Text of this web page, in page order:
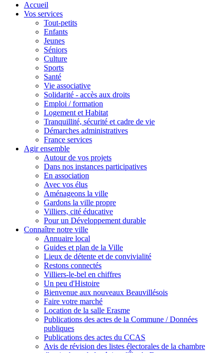
Accueil
Vos services
Tout-petits
Enfants
Jeunes
Séniors
Culture
Sports
Santé
Vie associative
Solidarité - accès aux droits
Emploi / formation
Logement et Habitat
Tranquillité, sécurité et cadre de vie
Démarches administratives
France services
Agir ensemble
Autour de vos projets
Dans nos instances participatives
En association
Avec vos élus
Aménageons la ville
Gardons la ville propre
Villiers, cité éducative
Pour un Développement durable
Connaître notre ville
Annuaire local
Guides et plan de la Ville
Lieux de détente et de convivialité
Restons connectés
Villiers-le-bel en chiffres
Un peu d'Histoire
Bienvenue aux nouveaux Beauvillésois
Faire votre marché
Location de la salle Erasme
Publications des actes de la Commune / Données
publiques
Publications des actes du CCAS
Avis de révision des listes électorales de la chambre